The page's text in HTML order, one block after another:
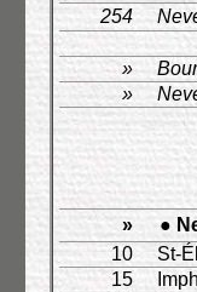
254
»
»
» ●
10
St-
15